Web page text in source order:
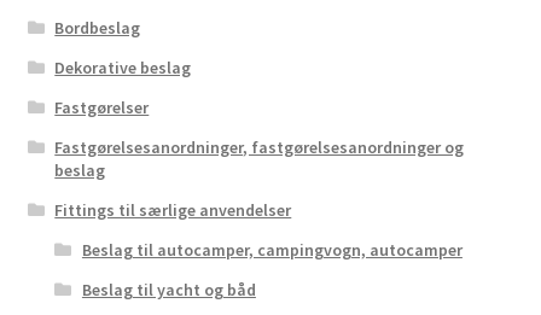
Bordbeslag
Dekorative beslag
Fastgørelser
Fastgørelsesanordninger, fastgørelsesanordninger og
beslag
Fittings til særlige anvendelser
Beslag til autocamper, campingvogn, autocamper
Beslag til yacht og båd